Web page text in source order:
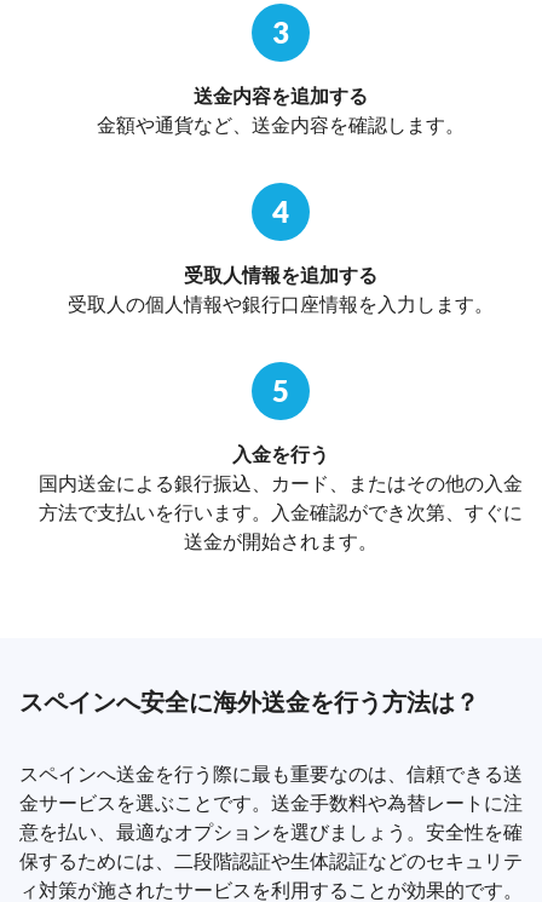
3
送金内容を追加する
金額や通貨など、送金内容を確認します。
4
受取人情報を追加する
受取人の個人情報や銀行口座情報を入力します。
5
入金を行う
国内送金による銀行振込、カード、またはその他の入金
方法で支払いを行います。入金確認ができ次第、すぐに
送金が開始されます。
スペインへ安全に海外送金を行う方法は？
スペインへ送金を行う際に最も重要なのは、信頼できる送
金サービスを選ぶことです。送金手数料や為替レートに注
意を払い、最適なオプションを選びましょう。安全性を確
保するためには、二段階認証や生体認証などのセキュリテ
ィ対策が施されたサービスを利用することが効果的です。